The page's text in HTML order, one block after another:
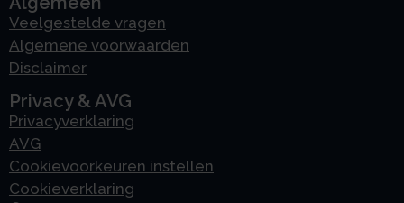
Veelgestelde vragen
Algemene voorwaarden
Disclaimer
Privacy & AVG
Privacyverklaring
AVG
Cookievoorkeuren instellen
Cookieverklaring